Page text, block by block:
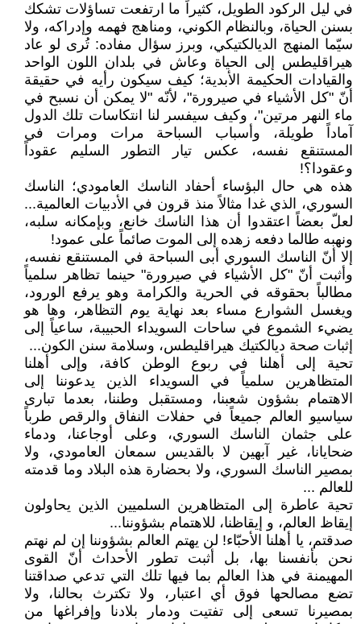
في ليل الركود الطويل، كثيراً ما ارتفعت تساؤلات تشكك
بسنن الحياة، وبالنظام الكوني، ومناهج فهمه وإدراكه، ولا
سيّما المنهج الديالكتيكي، وبرز سؤال مفاده: تُرى لو عاد
هيراقليطس إلى الحياة وعاش في بلدان اللون الواحد
والقيادات الحكيمة الأبدية؛ كيف سيكون رأيه في حقيقة
أنّ "كل الأشياء في صيرورة"، لأنّه "لا يمكن أن نسبح في
ماء النهر مرتين"، وكيف سيفسر لنا انتكاسات تلك الدول
آماداً طويلة، وأسباب السباحة مرات ومرات في
المستنقع نفسه، عكس تيار التطور السليم عقوداً
وعقودا؟!
هذه هي حال البؤساء أحفاد الناسك العامودي؛ الناسك
السوري، الذي غدا مثالاً منذ قرون في الأدبيات العالمية...
لعلّ بعضاً اعتقدوا أن هذا الناسك خانع، وبإمكانه سلبه،
ونهبه طالما دفعه زهده إلى الموت صائماً على عمود!
إلا أنّ الناسك السوري أبى السباحة في المستنقع نفسه،
وأثبت أنّ "كل الأشياء في صيرورة" حينما تظاهر سلمياً
مطالباً بحقوقه في الحرية والكرامة وهو يرفع الورود،
ويغسل الشوارع مساء بعد نهاية يوم التظاهر، وها هو
يضيء الشموع في ساحات السويداء الحبيبة، ساعياً إلى
إثبات صحة ديالكتيك هيراقليطس، وسلامة سنن الكون...
تحية إلى أهلنا في ربوع الوطن كافة، وإلى أهلنا
المتظاهرين سلمياً في السويداء الذين يدعوننا إلى
الاهتمام بشؤون شعبنا، ومستقبل وطننا، بعدما تبارى
سياسيو العالم جميعاً في حفلات النفاق والرقص طرباً
على جثمان الناسك السوري، وعلى أوجاعنا، ودماء
ضحايانا، غير آبهين لا بالقديس سمعان العامودي، ولا
بمصير الناسك السوري، ولا بحضارة هذه البلاد وما قدمته
للعالم ...
تحية عاطرة إلى المتظاهرين السلميين الذين يحاولون
إيقاظ العالم، و إيقاظنا، للاهتمام بشؤوننا...
صدقتم، يا أهلنا الأحبّاء! لن يهتم العالم بشؤوننا إن لم نهتم
نحن بأنفسنا بها، بل أثبت تطور الأحداث أنّ القوى
المهيمنة في هذا العالم بما فيها تلك التي تدعي صداقتنا
تضع مصالحها فوق أي اعتبار، ولا تكترث بحالنا، ولا
بمصيرنا تسعى إلى تفتيت ودمار بلادنا وإفراغها من